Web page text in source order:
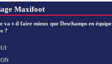
: Thomasson et Cresswell réconciliés
: Mangala sur le départ
City
: une nouvelle offre pour Vinicius
Maxifoot
va t-il faire mieux que Deschamps en équipe
?